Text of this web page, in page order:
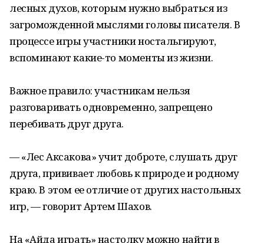
лесных духов, которым нужно выбраться из
загроможденной мыслями головы писателя. В
процессе игры участники ностальгируют,
вспоминают какие-то моменты из жизни.
Важное правило: участникам нельзя
разговаривать одновременно, запрещено
перебивать друг друга.
— «Лес Аксакова» учит доброте, слушать друг
друга, прививает любовь к природе и родному
краю. В этом ее отличие от других настольных
игр, — говорит Артем Шахов.
На «Айда играть» настолку можно найти в